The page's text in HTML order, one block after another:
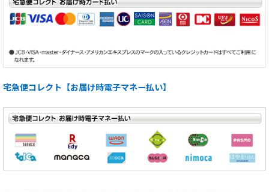
宅急便コレクト【お届け時電子マネー払い】